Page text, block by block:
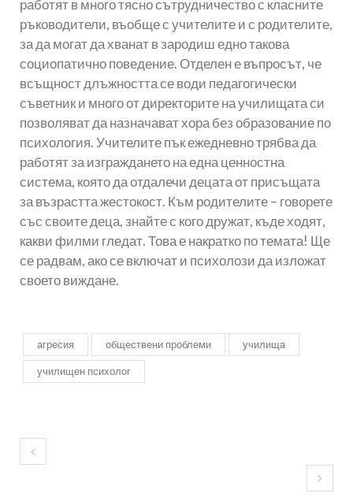
работят в много тясно сътрудничество с класните
ръководители, въобще с учителите и с родителите,
за да могат да хванат в зародиш едно такова
социопатично поведение. Отделен е въпросът, че
всъщност длъжността се води педагогически
съветник и много от директорите на училищата си
позволяват да назначават хора без образование по
психология. Учителите пък ежедневно трябва да
работят за изграждането на една ценностна
система, която да отдалечи децата от присъщата
за възрастта жестокост. Към родителите – говорете
със своите деца, знайте с кого дружат, къде ходят,
какви филми гледат. Това е накратко по темата! Ще
се радвам, ако се включат и психолози да изложат
своето виждане.
агресия обществени проблеми училища
училищен психолог